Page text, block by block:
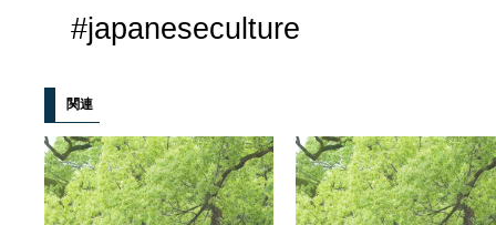
#japaneseculture
関連